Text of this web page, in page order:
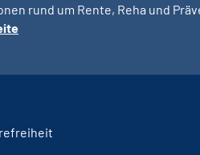
rund um Rente, Reha und